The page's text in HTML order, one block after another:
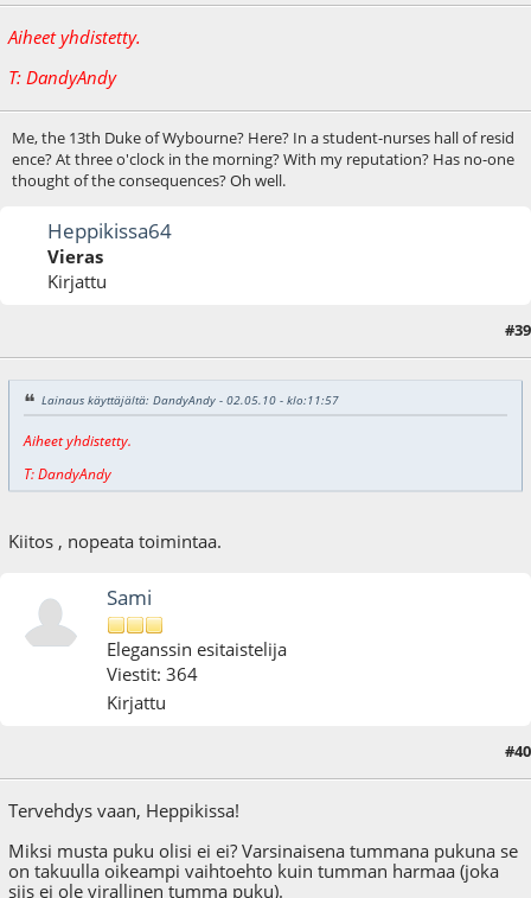
Aiheet yhdistetty.
T: DandyAndy
Me, the 13th Duke of Wybourne? Here? In a student-nurses hall of resid
ence? At three o'clock in the morning? With my reputation? Has no-one
thought of the consequences? Oh well.
Heppikissa64
Vieras
Kirjattu
#39
Lainaus käyttäjältä: DandyAndy - 02.05.10 - klo:11:57
Aiheet yhdistetty.
T: DandyAndy
Kiitos , nopeata toimintaa.
Sami
Eleganssin esitaistelija
Viestit: 364
Kirjattu
#40
Tervehdys vaan, Heppikissa!
Miksi musta puku olisi ei ei? Varsinaisena tummana pukuna se
on takuulla oikeampi vaihtoehto kuin tumman harmaa (joka
siis ei ole virallinen tumma puku).